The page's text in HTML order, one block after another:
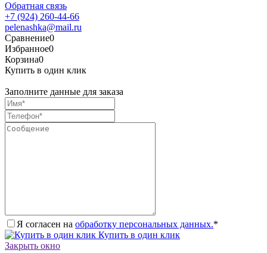
Обратная связь
+7 (924) 260-44-66
pelenashka@mail.ru
Сравнение0
Избранное0
Корзина0
Купить в один клик
Заполните данные для заказа
Я согласен на обработку персональных данных.*
Купить в один клик
Закрыть окно